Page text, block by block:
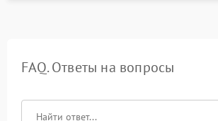
FAQ. Ответы на вопросы